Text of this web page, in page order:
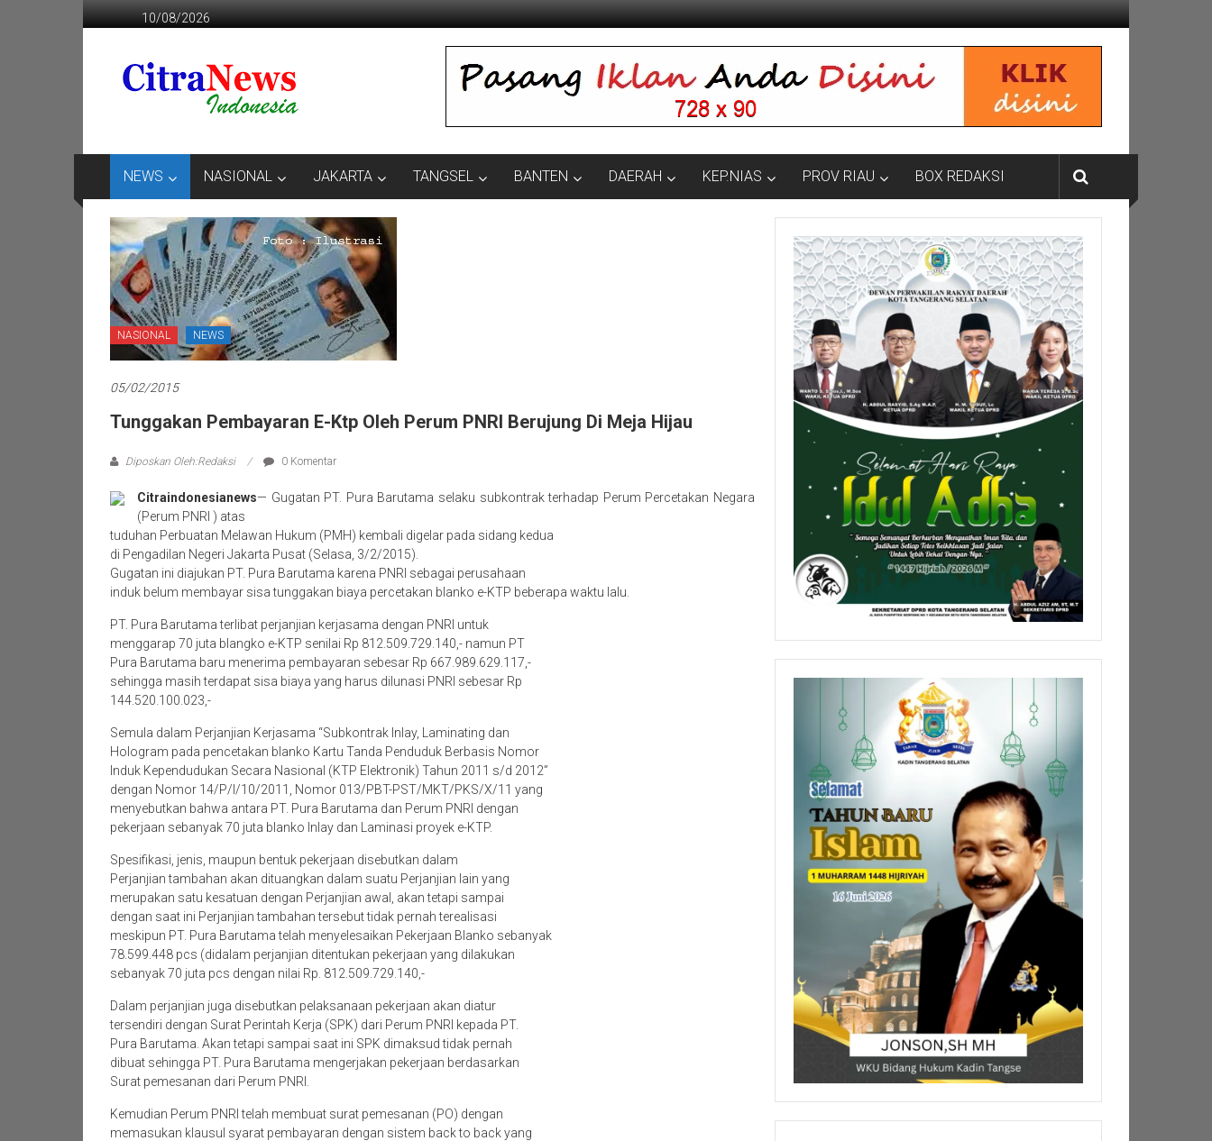
ke
10/08/2026
CITRANEWS
INDONESIA
NEWS NASIONAL JAKARTA TANGSEL BANTEN DAERAH KEP.NIAS PROV RIAU BOX REDAKSI
NASIONAL NEWS
05/02/2015
Tunggakan Pembayaran E-Ktp Oleh Perum PNRI Berujung Di Meja Hijau
Diposkan Oleh:Redaksi 0 Komentar
Citraindonesianews— Gugatan PT. Pura Barutama selaku subkontrak terhadap Perum Percetakan Negara
(Perum PNRI ) atas
tuduhan Perbuatan Melawan Hukum (PMH) kembali digelar pada sidang kedua
di Pengadilan Negeri Jakarta Pusat (Selasa, 3/2/2015).
Gugatan ini diajukan PT. Pura Barutama karena PNRI sebagai perusahaan
induk belum membayar sisa tunggakan biaya percetakan blanko e-KTP beberapa waktu lalu.
PT. Pura Barutama terlibat perjanjian kerjasama dengan PNRI untuk
menggarap 70 juta blangko e-KTP senilai Rp 812.509.729.140,- namun PT
Pura Barutama baru menerima pembayaran sebesar Rp 667.989.629.117,-
sehingga masih terdapat sisa biaya yang harus dilunasi PNRI sebesar Rp
144.520.100.023,-
Semula dalam Perjanjian Kerjasama “Subkontrak Inlay, Laminating dan
Hologram pada pencetakan blanko Kartu Tanda Penduduk Berbasis Nomor
Induk Kependudukan Secara Nasional (KTP Elektronik) Tahun 2011 s/d 2012”
dengan Nomor 14/P/I/10/2011, Nomor 013/PBT-PST/MKT/PKS/X/11 yang
menyebutkan bahwa antara PT. Pura Barutama dan Perum PNRI dengan
pekerjaan sebanyak 70 juta blanko Inlay dan Laminasi proyek e-KTP.
Spesifikasi, jenis, maupun bentuk pekerjaan disebutkan dalam
Perjanjian tambahan akan dituangkan dalam suatu Perjanjian lain yang
merupakan satu kesatuan dengan Perjanjian awal, akan tetapi sampai
dengan saat ini Perjanjian tambahan tersebut tidak pernah terealisasi
meskipun PT. Pura Barutama telah menyelesaikan Pekerjaan Blanko sebanyak
78.599.448 pcs (didalam perjanjian ditentukan pekerjaan yang dilakukan
sebanyak 70 juta pcs dengan nilai Rp. 812.509.729.140,-
Dalam perjanjian juga disebutkan pelaksanaan pekerjaan akan diatur
tersendiri dengan Surat Perintah Kerja (SPK) dari Perum PNRI kepada PT.
Pura Barutama. Akan tetapi sampai saat ini SPK dimaksud tidak pernah
dibuat sehingga PT. Pura Barutama mengerjakan pekerjaan berdasarkan
Surat pemesanan dari Perum PNRI.
Kemudian Perum PNRI telah membuat surat pemesanan (PO) dengan
memasukan klausul syarat pembayaran dengan sistem back to back yang